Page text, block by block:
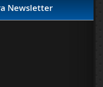
Newsletter